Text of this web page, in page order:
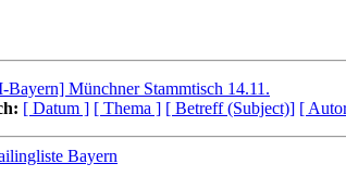
Bayern] Münchner Stammtisch 14.11.
[ Datum ] [ Thema ] [ Betreff (Subject)] [
Bayern